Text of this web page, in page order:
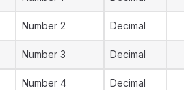
Number 2 Decimal
Number 3 Decimal
Number 4 Decimal